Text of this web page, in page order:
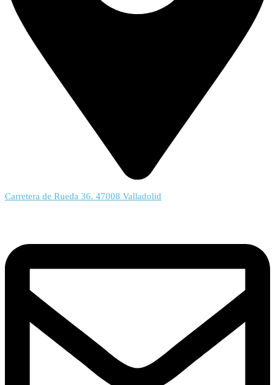
Carretera de Rueda 36. 47008 Valladolid